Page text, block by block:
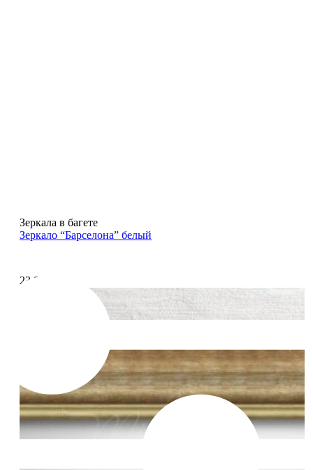
Зеркала в багете
Зеркало “Барселона” белый
23 825